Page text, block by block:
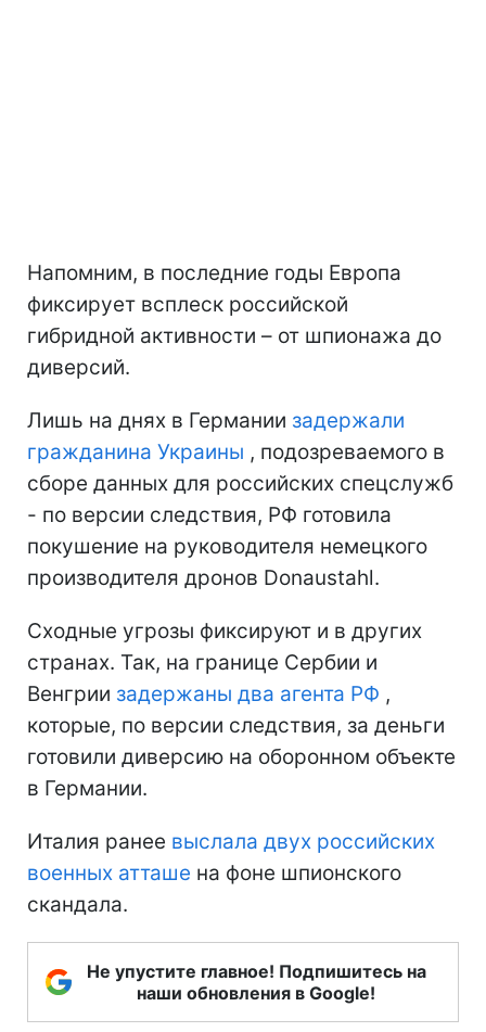
Напомним, в последние годы Европа
фиксирует всплеск российской
гибридной активности – от шпионажа до
диверсий.
Лишь на днях в Германии задержали
гражданина Украины , подозреваемого в
сборе данных для российских спецслужб
- по версии следствия, РФ готовила
покушение на руководителя немецкого
производителя дронов Donaustahl.
Сходные угрозы фиксируют и в других
странах. Так, на границе Сербии и
Венгрии задержаны два агента РФ ,
которые, по версии следствия, за деньги
готовили диверсию на оборонном объекте
в Германии.
Италия ранее выслала двух российских
военных атташе на фоне шпионского
скандала.
Не упустите главное! Подпишитесь на
наши обновления в Google!